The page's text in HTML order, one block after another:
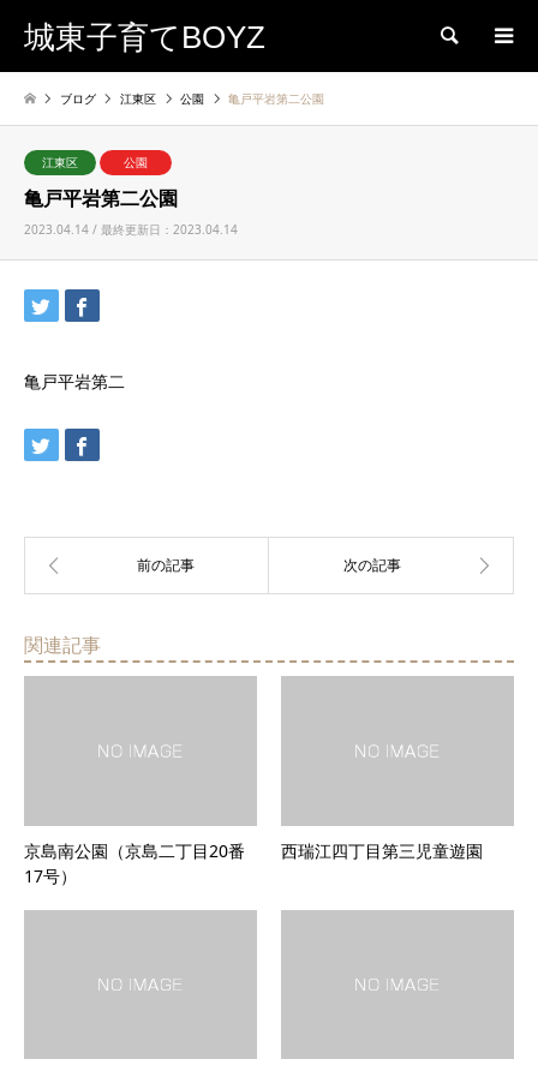
城東子育てBOYZ 検索
ブログ 江東区 公園 亀戸平岩第二公園
江東区 公園
亀戸平岩第二公園
2023.04.14 / 最終更新日：2023.04.14
亀戸平岩第二
関連記事
京島南公園（京島二丁目20番
17号）
西瑞江四丁目第三児童遊園